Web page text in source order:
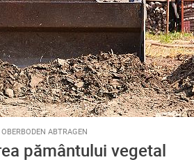
OBERBODEN ABTRAGEN
pământului vegetal